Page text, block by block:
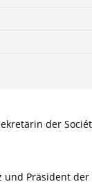
der
Präsident der